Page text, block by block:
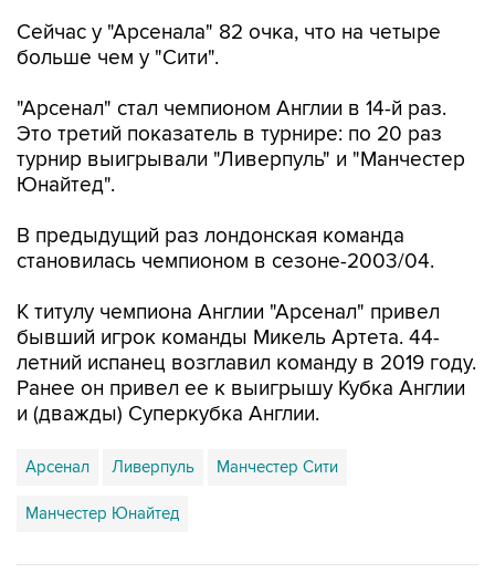
Сейчас у "Арсенала" 82 очка, что на четыре
больше чем у "Сити".
"Арсенал" стал чемпионом Англии в 14-й раз.
Это третий показатель в турнире: по 20 раз
турнир выигрывали "Ливерпуль" и "Манчестер
Юнайтед".
В предыдущий раз лондонская команда
становилась чемпионом в сезоне-2003/04.
К титулу чемпиона Англии "Арсенал" привел
бывший игрок команды Микель Артета. 44-
летний испанец возглавил команду в 2019 году.
Ранее он привел ее к выигрышу Кубка Англии
и (дважды) Суперкубка Англии.
Арсенал Ливерпуль Манчестер Сити
Манчестер Юнайтед